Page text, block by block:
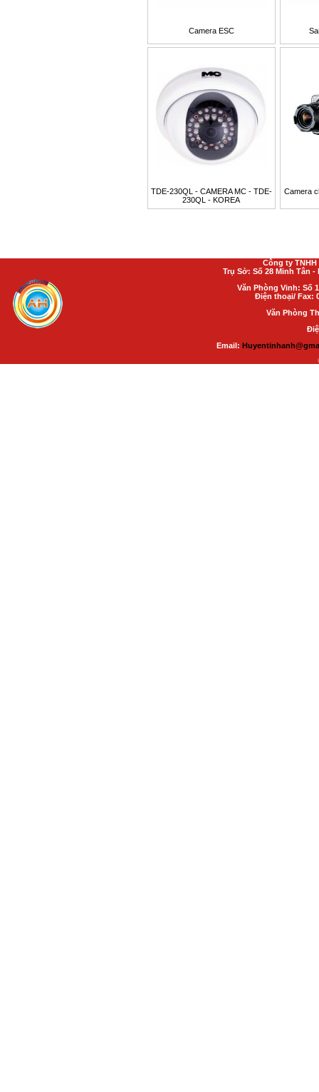
Camera ESC
TDE-230QL - CAMERA MC - TDE-
230QL - KOREA
Camera
Công ty
Trụ Sở: Số 28 Minh Tân
Văn Phòng Vinh: Số
Điện thoại/ Fax:
Văn Phòng
Email: